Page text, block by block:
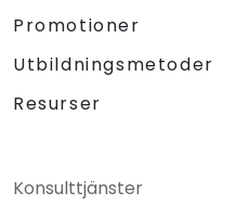
Promotioner
Utbildningsmetoder
Resurser
Konsulttjänster